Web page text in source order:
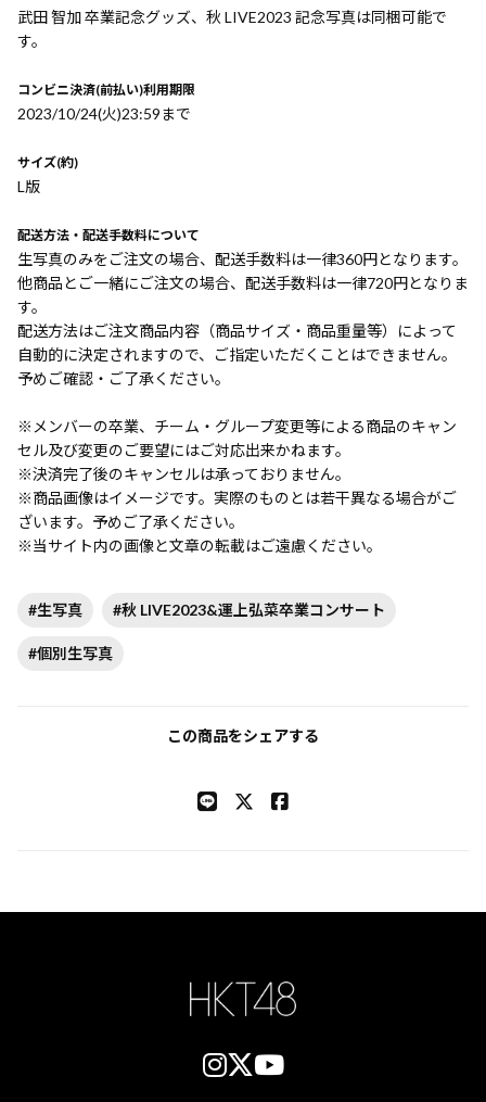
武田 智加 卒業記念グッズ、秋 LIVE2023 記念写真は同梱可能で
す。
コンビニ決済(前払い)利用期限
2023/10/24(火)23:59まで
サイズ(約)
L版
配送方法・配送手数料について
生写真のみをご注文の場合、配送手数料は一律360円となります。
他商品とご一緒にご注文の場合、配送手数料は一律720円となりま
す。
配送方法はご注文商品内容（商品サイズ・商品重量等）によって
自動的に決定されますので、ご指定いただくことはできません。
予めご確認・ご了承ください。
※メンバーの卒業、チーム・グループ変更等による商品のキャン
セル及び変更のご要望にはご対応出来かねます。
※決済完了後のキャンセルは承っておりません。
※商品画像はイメージです。実際のものとは若干異なる場合がご
ざいます。予めご了承ください。
※当サイト内の画像と文章の転載はご遠慮ください。
#生写真 #秋 LIVE2023&運上弘菜卒業コンサート
#個別生写真
この商品をシェアする